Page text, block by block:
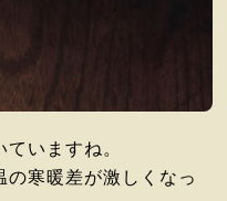
いますね。
寒暖差が激しくなっ